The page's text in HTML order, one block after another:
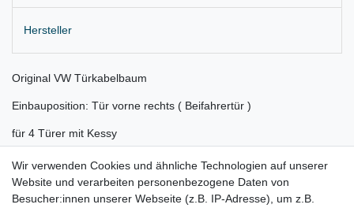
Hersteller
Original VW Türkabelbaum
Einbauposition: Tür vorne rechts ( Beifahrertür )
für 4 Türer mit Kessy
Lieferung wie abgebildet
Gerne prüfen wir für Sie anhand Ihrer Fahrgestellnummer (VIN)
Wir verwenden Cookies und ähnliche Technologien auf unserer
Website und verarbeiten personenbezogene Daten von
Besucher:innen unserer Webseite (z.B. IP-Adresse), um z.B.